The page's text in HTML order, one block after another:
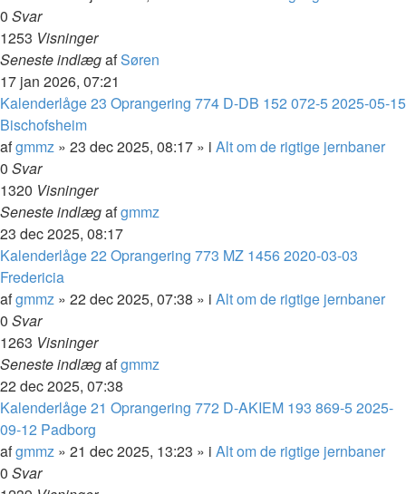
0 Svar
1253 Visninger
Seneste indlægafSøren
17 jan 2026, 07:21
Kalenderlåge 23 Oprangering 774 D-DB 152 072-5 2025-05-15
Bischofsheim
afgmmz » 23 dec 2025, 08:17 » i Alt om de rigtige jernbaner
0 Svar
1320 Visninger
Seneste indlægafgmmz
23 dec 2025, 08:17
Kalenderlåge 22 Oprangering 773 MZ 1456 2020-03-03
Fredericia
afgmmz » 22 dec 2025, 07:38 » i Alt om de rigtige jernbaner
0 Svar
1263 Visninger
Seneste indlægafgmmz
22 dec 2025, 07:38
Kalenderlåge 21 Oprangering 772 D-AKIEM 193 869-5 2025-
09-12 Padborg
afgmmz » 21 dec 2025, 13:23 » i Alt om de rigtige jernbaner
0 Svar